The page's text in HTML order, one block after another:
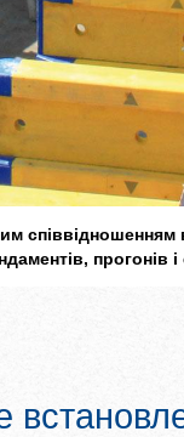
співвідношенням
прогонів